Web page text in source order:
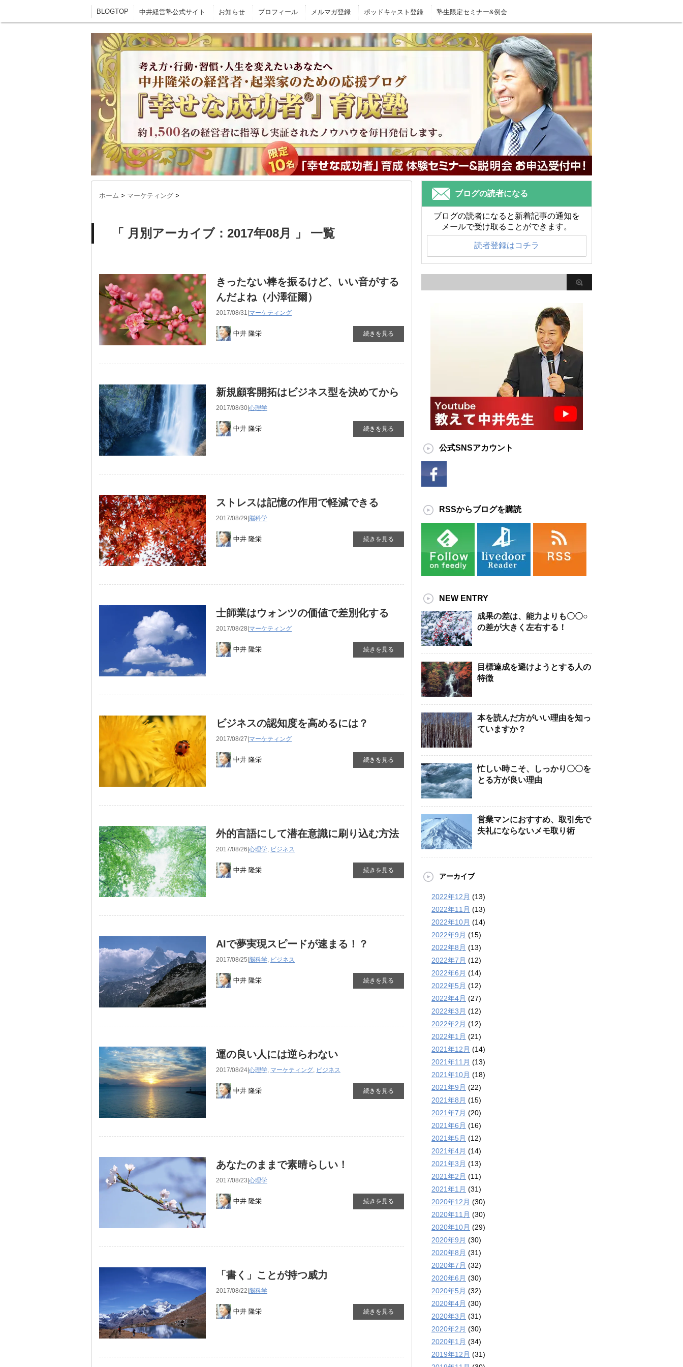
BLOGTOP 中井経営塾公式サイト お知らせ プロフィール メルマガ登録 ポッドキャスト登録 塾生限定セミナー&例会
ホーム > マーケティング >
「 月別アーカイブ：2017年08月 」 一覧
きったない棒を振るけど、いい音がする
んだよね（小澤征爾）
2017/08/31| マーケティング
中井 隆栄 続きを見る
新規顧客開拓はビジネス型を決めてから
2017/08/30| 心理学
中井 隆栄 続きを見る
ストレスは記憶の作用で軽減できる
2017/08/29| 脳科学
中井 隆栄 続きを見る
士師業はウォンツの価値で差別化する
2017/08/28| マーケティング
中井 隆栄 続きを見る
ビジネスの認知度を高めるには？
2017/08/27| マーケティング
中井 隆栄 続きを見る
外的言語にして潜在意識に刷り込む方法
2017/08/26| 心理学, ビジネス
中井 隆栄 続きを見る
AIで夢実現スピードが速まる！？
2017/08/25| 脳科学, ビジネス
中井 隆栄 続きを見る
運の良い人には逆らわない
2017/08/24| 心理学, マーケティング, ビジネス
中井 隆栄 続きを見る
あなたのままで素晴らしい！
2017/08/23| 心理学
中井 隆栄 続きを見る
「書く」ことが持つ威力
2017/08/22| 脳科学
中井 隆栄 続きを見る
ブログの読者になる
ブログの読者になると新着記事の通知を
メールで受け取ることができます。
読者登録はコチラ
公式SNSアカウント
RSSからブログを購読
NEW ENTRY
成果の差は、能力よりも〇〇○
の差が大きく左右する！
目標達成を避けようとする人の
特徴
本を読んだ方がいい理由を知っ
ていますか？
忙しい時こそ、しっかり〇〇を
とる方が良い理由
営業マンにおすすめ、取引先で
失礼にならないメモ取り術
アーカイブ
2022年12月 (13)
2022年11月 (13)
2022年10月 (14)
2022年9月 (15)
2022年8月 (13)
2022年7月 (12)
2022年6月 (14)
2022年5月 (12)
2022年4月 (27)
2022年3月 (12)
2022年2月 (12)
2022年1月 (21)
2021年12月 (14)
2021年11月 (13)
2021年10月 (18)
2021年9月 (22)
2021年8月 (15)
2021年7月 (20)
2021年6月 (16)
2021年5月 (12)
2021年4月 (14)
2021年3月 (13)
2021年2月 (11)
2021年1月 (31)
2020年12月 (30)
2020年11月 (30)
2020年10月 (29)
2020年9月 (30)
2020年8月 (31)
2020年7月 (32)
2020年6月 (30)
2020年5月 (32)
2020年4月 (30)
2020年3月 (31)
2020年2月 (30)
2020年1月 (34)
2019年12月 (31)